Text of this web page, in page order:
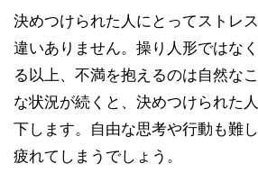
決めつけられた人にとってストレ
違いありません。操り人形ではな
る以上、不満を抱えるのは自然な
な状況が続くと、決めつけられた
下します。自由な思考や行動も難
疲れてしまうでしょう。